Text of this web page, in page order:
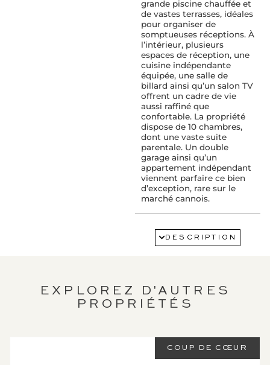
grande piscine chauffée et
de vastes terrasses, idéales
pour organiser de
somptueuses réceptions. À
l’intérieur, plusieurs
espaces de réception, une
cuisine indépendante
équipée, une salle de
billard ainsi qu’un salon TV
offrent un cadre de vie
aussi raffiné que
confortable. La propriété
dispose de 10 chambres,
dont une vaste suite
parentale. Un double
garage ainsi qu’un
appartement indépendant
viennent parfaire ce bien
d’exception, rare sur le
marché cannois.
SERVICES :
Air conditionné
CheminéeDESCRIPTION
EXPLOREZ D'AUTRES
PROPRIÉTÉS
COUP DE CŒUR